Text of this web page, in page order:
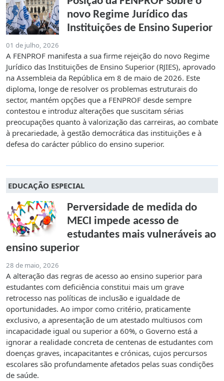
novo Regime Jurídico das
Instituições de Ensino Superior
01 de julho, 2026
A FENPROF manifesta a sua firme rejeição do novo Regime
Jurídico das Instituições de Ensino Superior (RJIES), aprovado
na Assembleia da República em 8 de maio de 2026. Este
diploma, longe de resolver os problemas estruturais do
sector, mantém opções que a FENPROF desde sempre
contestou e introduz alterações que suscitam sérias
preocupações quanto à valorização das carreiras, ao combate
à precariedade, à gestão democrática das instituições e à
defesa do carácter público do ensino superior.
EDUCAÇÃO ESPECIAL
Perversidade de medida do
MECI impede acesso de
estudantes mais vulneráveis ao
ensino superior
28 de maio, 2026
A alteração das regras de acesso ao ensino superior para
estudantes com deficiência constitui mais um grave
retrocesso nas políticas de inclusão e igualdade de
oportunidades. Ao impor como critério, praticamente
exclusivo, a apresentação de um atestado multiusos com
incapacidade igual ou superior a 60%, o Governo está a
ignorar a realidade concreta de centenas de estudantes com
doenças graves, incapacitantes e crónicas, cujos percursos
escolares são profundamente afetados pelas suas condições
de saúde.